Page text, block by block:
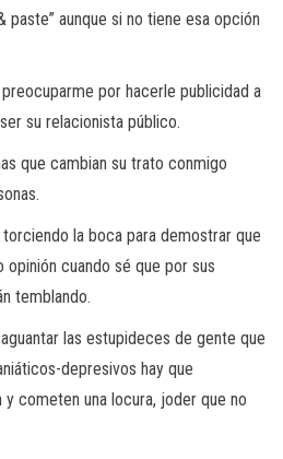
paste” aunque si no tiene esa opción
por hacerle publicidad a
su relacionista público.
que cambian su trato conmigo
la boca para demostrar que
cuando sé que por sus
temblando.
las estupideces de gente que
depresivos hay que
cometen una locura, joder que no